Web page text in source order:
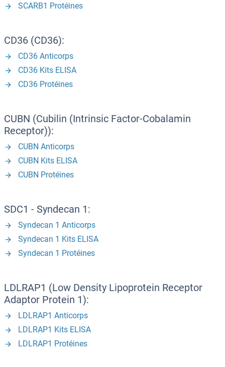
SCARB1 Protéines
CD36 (CD36):
CD36 Anticorps
CD36 Kits ELISA
CD36 Protéines
CUBN (Cubilin (Intrinsic Factor-Cobalamin
Receptor)):
CUBN Anticorps
CUBN Kits ELISA
CUBN Protéines
SDC1 - Syndecan 1:
Syndecan 1 Anticorps
Syndecan 1 Kits ELISA
Syndecan 1 Protéines
LDLRAP1 (Low Density Lipoprotein Receptor
Adaptor Protein 1):
LDLRAP1 Anticorps
LDLRAP1 Kits ELISA
LDLRAP1 Protéines